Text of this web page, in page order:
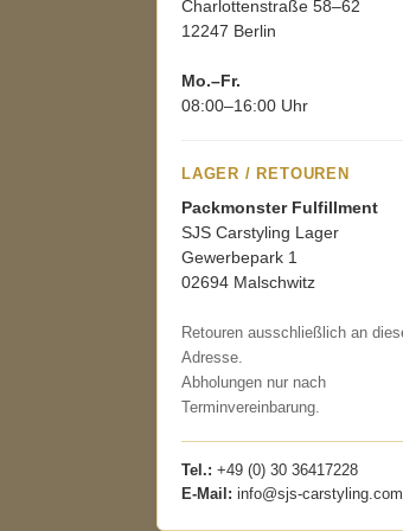
Charlottenstraße 58–62
12247 Berlin
Mo.–Fr.
08:00–16:00 Uhr
LAGER / RETOUREN
Packmonster Fulfillment
SJS Carstyling Lager
Gewerbepark 1
02694 Malschwitz
Retouren ausschließlich an
Adresse.
Abholungen nur nach
Terminvereinbarung.
Tel.: +49 (0) 30 36417228
E-Mail: info@sjs-carstyling.com